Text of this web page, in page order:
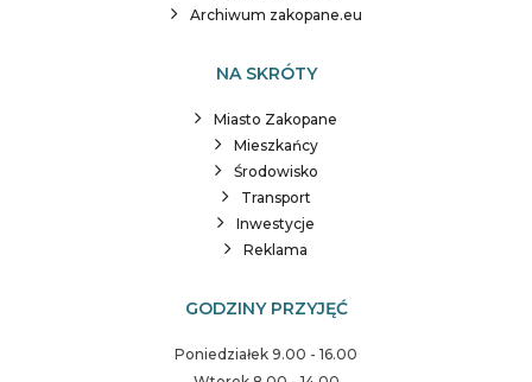
Archiwum zakopane.eu
NA SKRÓTY
Miasto Zakopane
Mieszkańcy
Środowisko
Transport
Inwestycje
Reklama
GODZINY PRZYJĘĆ
Poniedziałek 9.00 - 16.00